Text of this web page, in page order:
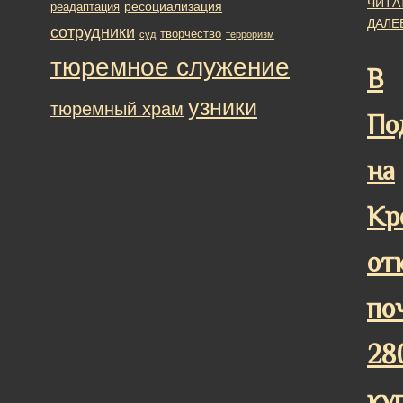
В
на
реадаптация ресоциализация
сотрудники суд творчество терроризм
тюремное служение
тюремный храм узники